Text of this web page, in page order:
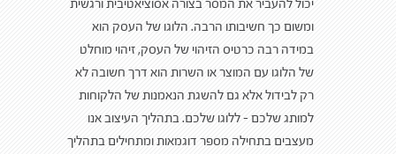
יכול להעביר את המסר בצורה אסוציאטיבית ורגשית
ומשום כך חשיבותו הרבה. הלוגו של העסק הוא
במידה רבה כרטיס הזיהוי של העסק, זיהוי מוחלט
של הלוגו עם המוצר או השרות הוא דרך חשובה לא
רק לבידול אלא גם להשגת הנאמנות של הלקוחות
למותג שלכם – ללוגו שלכם. בתהליך העיצוב אנו
מעצבים בתחילה מספר דוגמאות ומתחילים בתהליך